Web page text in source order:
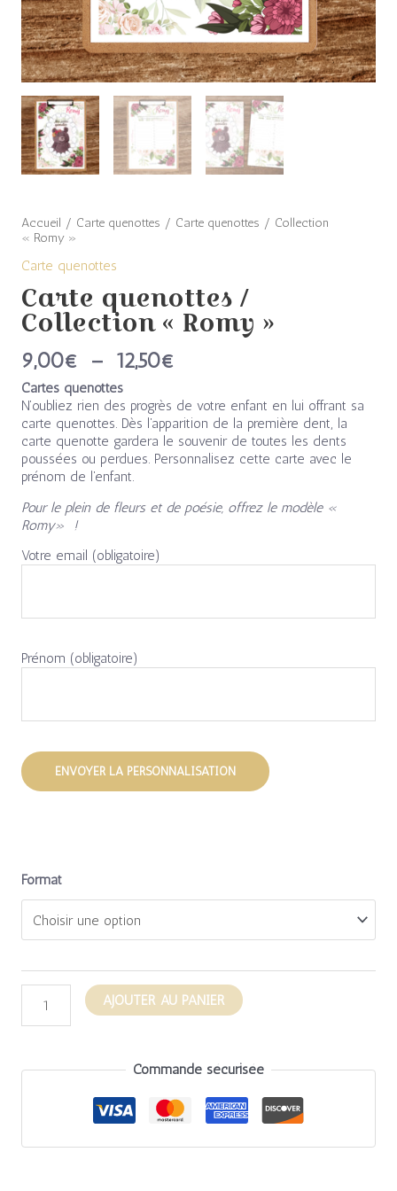
Accueil / Carte quenottes / Carte quenottes / Collection
« Romy »
Carte quenottes
Carte quenottes /
Collection « Romy »
9,00€ – 12,50€
Cartes quenottes
N’oubliez rien des progrès de votre enfant en lui offrant sa
carte quenottes. Dès l’apparition de la première dent, la
carte quenotte gardera le souvenir de toutes les dents
poussées ou perdues. Personnalisez cette carte avec le
prénom de l’enfant.
Pour le plein de fleurs et de poésie, offrez le modèle «
Romy» !
Votre email (obligatoire)
Prénom (obligatoire)
Format
AJOUTER AU PANIER
Commande sécurisée